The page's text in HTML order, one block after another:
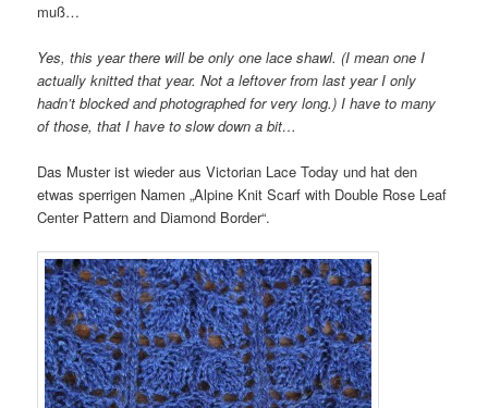
muß…
Yes, this year there will be only one lace shawl. (I mean one I
actually knitted that year. Not a leftover from last year I only
hadn’t blocked and photographed for very long.) I have to many
of those, that I have to slow down a bit…
Das Muster ist wieder aus Victorian Lace Today und hat den
etwas sperrigen Namen „Alpine Knit Scarf with Double Rose Leaf
Center Pattern and Diamond Border“.